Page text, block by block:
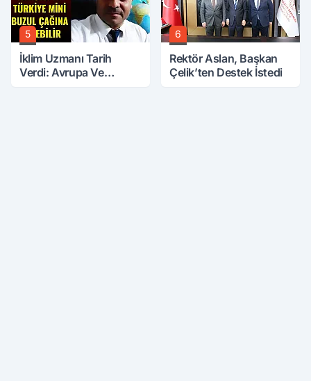
5
İklim Uzmanı Tarih
Verdi: Avrupa Ve
6
Rektör Aslan, Başkan
Çelik’ten Destek İstedi